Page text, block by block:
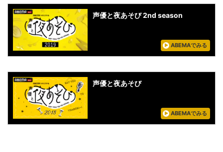
声優と夜あそび 2nd season
ABEMAでみる
声優と夜あそび
ABEMAでみる